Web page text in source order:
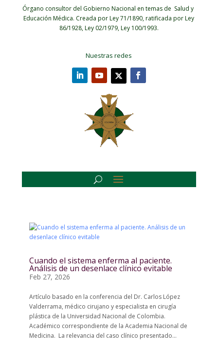
Órgano consultor del Gobierno Nacional en temas de Salud y
Educación Médica. Creada por Ley 71/1890, ratificada por Ley
86/1928, Ley 02/1979, Ley 100/1993.
Nuestras redes
Cuando el sistema enferma al paciente.
Análisis de un desenlace clínico evitable
Feb 27, 2026
Artículo basado en la conferencia del Dr. Carlos López
Valderrama, médico cirujano y especialista en cirugía
plástica de la Universidad Nacional de Colombia.
Académico correspondiente de la Academia Nacional de
Medicina. La relevancia del caso clínico presentado...